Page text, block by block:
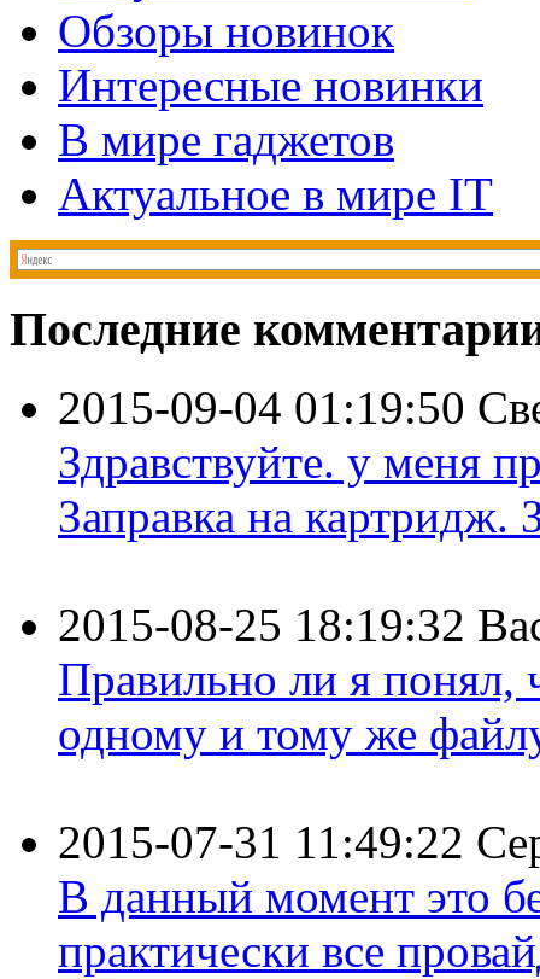
Обзоры новинок
Интересные новинки
В мире гаджетов
Актуальное в мире IT
Последние
2015-09-04 01:19:50
Здравствуйте. у меня
Заправка на картридж.
2015-08-25 18:19:32
Правильно ли я понял,
одному и тому же
2015-07-31 11:49:22
В данный момент это
практически все